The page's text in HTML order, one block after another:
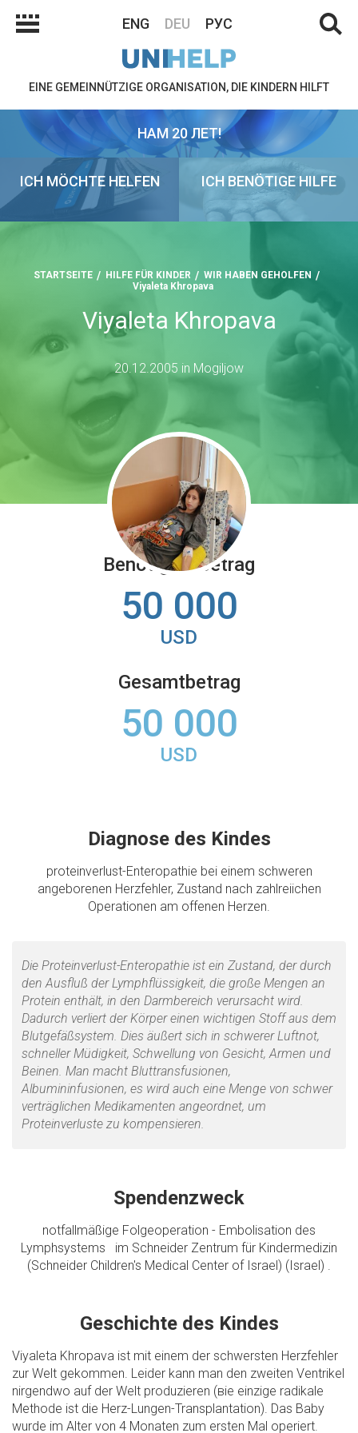
ENG DEU РУС
EINE GEMEINNÜTZIGE ORGANISATION, DIE KINDERN HILFT
НАМ 20 ЛЕТ!
ICH MÖCHTE HELFEN ICH BENÖTIGE HILFE
STARTSEITE HILFE FÜR KINDER
WIR HABEN GEHOLFEN
Viyaleta Khropava
Viyaleta Khropava
20.12.2005 in Mogiljow
Benötigter Betrag
50 000
USD
Gesamtbetrag
50 000
USD
Diagnose des Kindes
proteinverlust-Enteropathie bei einem schweren
angeborenen Herzfehler, Zustand nach zahlreiichen
Operationen am offenen Herzen.
Die Proteinverlust-Enteropathie ist ein Zustand, der durch
den Ausfluß der Lymphflüssigkeit, die große Mengen an
Protein enthält, in den Darmbereich verursacht wird.
Dadurch verliert der Körper einen wichtigen Stoff aus dem
Blutgefäßsystem. Dies äußert sich in schwerer Luftnot,
schneller Müdigkeit, Schwellung von Gesicht, Armen und
Beinen. Man macht Bluttransfusionen,
Albumininfusionen, es wird auch eine Menge von schwer
verträglichen Medikamenten angeordnet, um
Proteinverluste zu kompensieren.
Spendenzweck
notfallmäßige Folgeoperation - Embolisation des
Lymphsystems im Schneider Zentrum für Kindermedizin
(Schneider Children's Medical Center of Israel) (Israel) .
Geschichte des Kindes
Viyaleta Khropava ist mit einem der schwersten Herzfehler
zur Welt gekommen. Leider kann man den zweiten Ventrikel
nirgendwo auf der Welt produzieren (вie einzige radikale
Methode ist die Herz-Lungen-Transplantation). Das Baby
wurde im Alter von 4 Monaten zum ersten Mal operiert.